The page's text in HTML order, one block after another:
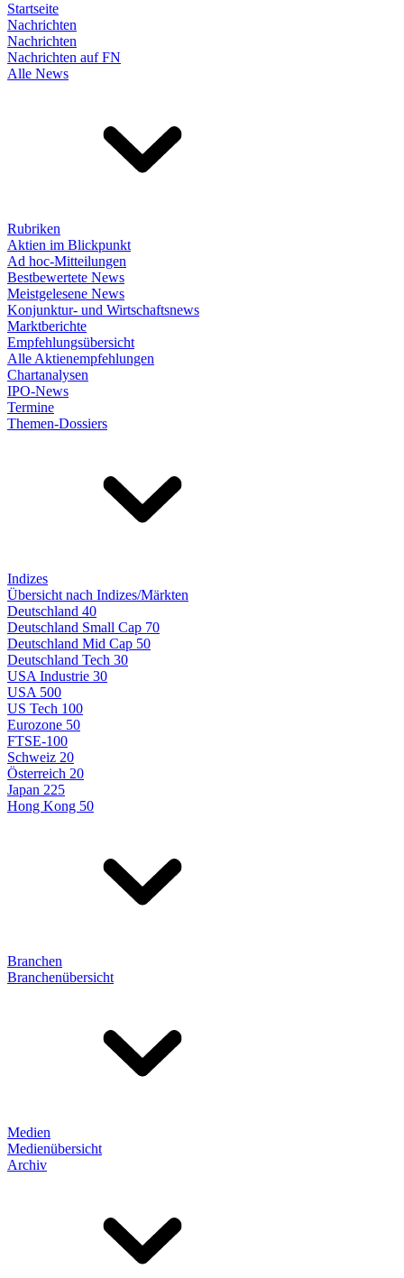
Startseite
Nachrichten
Nachrichten
Nachrichten auf FN
Alle News
Rubriken
Aktien im Blickpunkt
Ad hoc-Mitteilungen
Bestbewertete News
Meistgelesene News
Konjunktur- und Wirtschaftsnews
Marktberichte
Empfehlungsübersicht
Alle Aktienempfehlungen
Chartanalysen
IPO-News
Termine
Themen-Dossiers
Indizes
Übersicht nach Indizes/Märkten
Deutschland 40
Deutschland Small Cap 70
Deutschland Mid Cap 50
Deutschland Tech 30
USA Industrie 30
USA 500
US Tech 100
Eurozone 50
FTSE-100
Schweiz 20
Österreich 20
Japan 225
Hong Kong 50
Branchen
Branchenübersicht
Medien
Medienübersicht
Archiv